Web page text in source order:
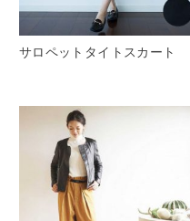
サロペットタイトスカート